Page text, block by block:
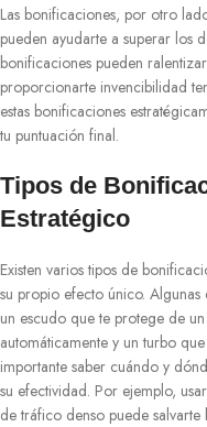
Las bonificaciones, por otro
pueden ayudarte a superar los
bonificaciones pueden
proporcionarte invencibilidad
estas bonificaciones
tu puntuación final.
Tipos de
Estratégico
Existen varios tipos de
su propio efecto único.
un escudo que te protege de
automáticamente y un turbo
importante saber cuándo y
su efectividad. Por ejemplo,
de tráfico denso puede